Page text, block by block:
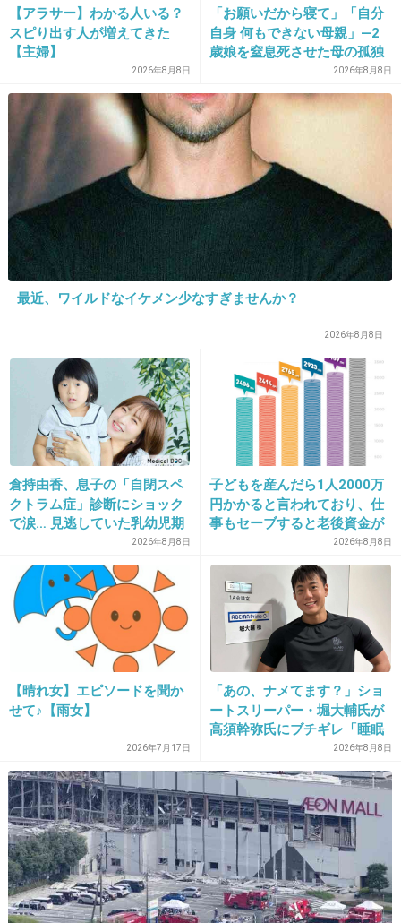
には思い入れがあるのかな？
+35 -4
30. 匿名 2015/06/27(土) 10:21:53
いつまでカエルのＴシャツ着てる設定なんだよ
+88 -4
31. 匿名 2015/06/27(土) 10:22:30
まぁ見ないけど
+43 -6
32. 匿名2015/06/27(土) 10:22:58
まぁ見ないかな・・・
興味がわかない
2015/06/27(土) 10:23:55
また満島ひかりに主演ドラマしてほしいな
woman本当によかった
+117 -13
34. 匿名2015/06/27(土) 10:24:51
もとは中学生だよね？まるで設定無視？
なんで実写にしたんだろうか
【アラサー】わかる人いる？
スピり出す人が増えてきた
【主婦】
2026年8月8日
「お願いだから寝て」「自分
自身 何もできない母親」―2
歳娘を窒息死させた母の孤独
「娘は『ママどうして』と」
限界の年子ワンオペ育児 法
廷での懺悔と声なきSOS
2026年8月8日
最近、ワイルドなイケメン少なすぎませんか？
2026年8月8日
倉持由香、息子の「自閉スペ
クトラム症」診断にショック
で涙… 見逃していた乳幼児期
2026年8月8日
子どもを産んだら1人2000万
円かかると言われており、仕
事もセーブすると老後資金が
貯められない…一方、子育て
していない人は潤沢な資金で
悠々老後だと歪んでいるので
は？→様々な意見
2026年8月8日
【晴れ女】エピソードを聞か
せて♪【雨女】
2026年7月17日
「あの、ナメてます？」ショ
ートスリーパー・堀大輔氏が
高須幹弥氏にブチギレ「睡眠
不足の人＝キレやすい」SNS
で物議
2026年8月8日